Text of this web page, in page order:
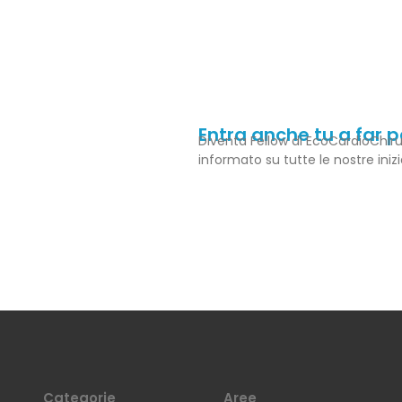
Entra anche tu a far
Diventa Fellow di
informato su tutte le nostre
Categorie Aree